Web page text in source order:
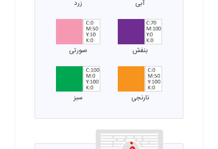
آبی زرد
بنفش صورتی
نارنجی سبز